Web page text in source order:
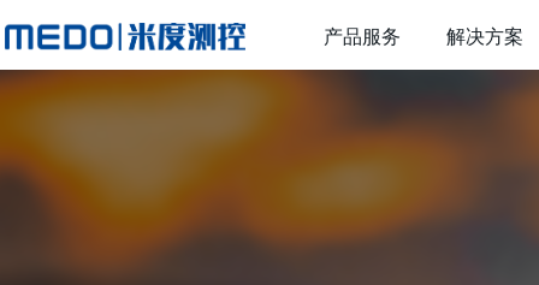
产品服务 解决方案